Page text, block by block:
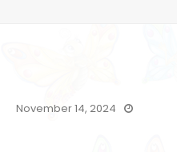
November 14, 2024